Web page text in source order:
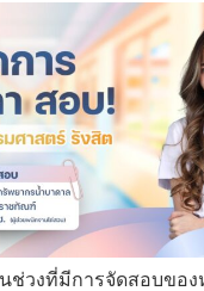
ช่วงที่มีการจัดสอบขอ